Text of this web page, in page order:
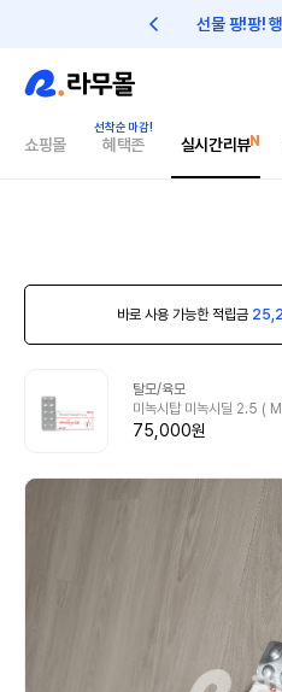
선물 팡!팡!
쇼핑몰 혜택존 실시간리뷰
바로 사용 가능한 적립금
탈모/육모
미녹시탑 미녹시딜 2.5
75,000원